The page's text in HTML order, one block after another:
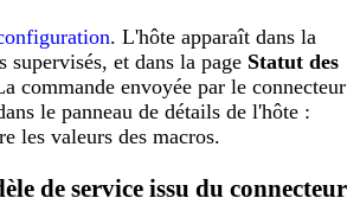
. L'hôte apparaît dans la
supervisés, et dans la page Statut des
commande envoyée par le connecteur
le panneau de détails de l'hôte :
les valeurs des macros.
de service issu du connecteur